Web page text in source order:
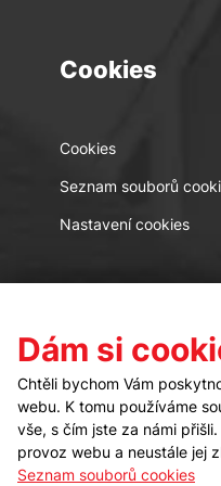
Cookies
Cookies
Seznam souborů
Nastavení cookies
Kontakt
Dám si
Chtěli bychom Vám
webu. K tomu používáme
vše, s čím jste za námi
provoz webu a neustále jej
Seznam souborů cookies